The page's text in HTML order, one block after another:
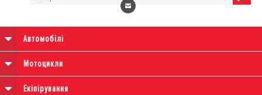
Автомобілі
Мотоцикли
Екіпірування